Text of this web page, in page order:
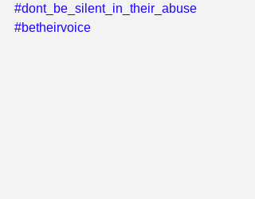
#dont_be_silent_in_their_abuse
#betheirvoice